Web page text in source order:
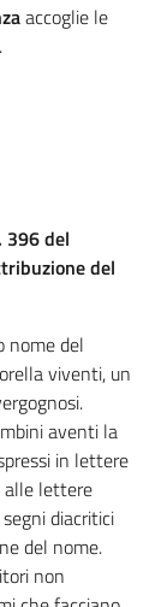
accoglie le
396 del
del
nome del
viventi, un
aventi la
in lettere
alle lettere
segni diacritici
del nome.
non